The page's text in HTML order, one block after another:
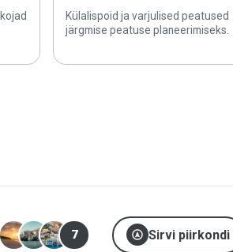
Külalispoid ja varjulised peatused
järgmise peatuse planeerimiseks.
7 assistant_navigation Sirvi piirkondi